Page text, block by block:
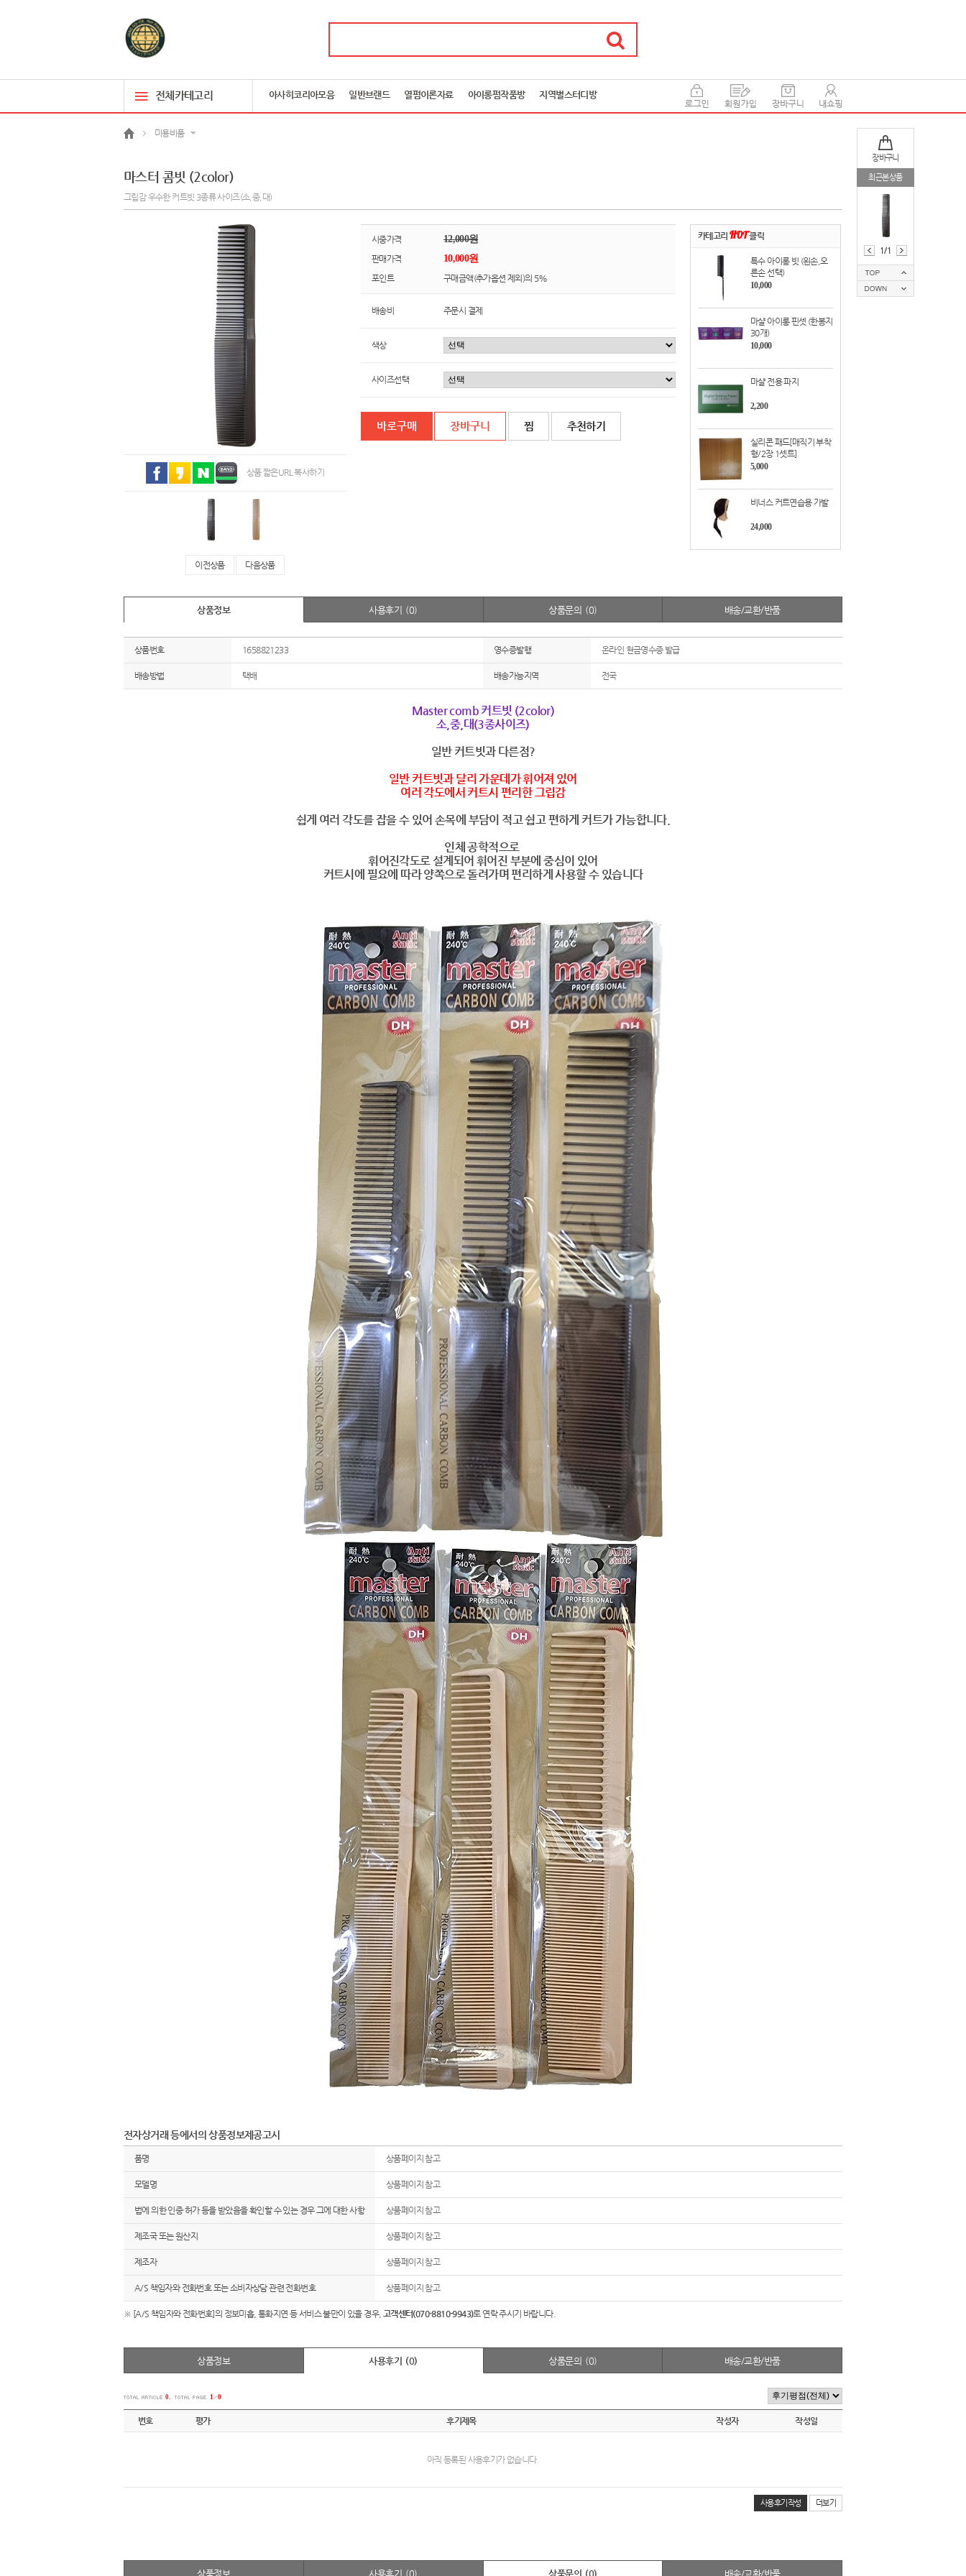
전체카테고리 아사히코리아모음 일반브랜드 열펌이론자료 아이롱펌작품방 지역별스터디방
장바구니
최근본상품
1/1
미용비품
마스터 콤빗 (2color)
그립감 우수한 커트빗 3종류 사이즈(소,중,대)
상품 짧은URL 복사하기
이전상품 다음상품
시중가격 12,000원
판매가격 10,000원
포인트 구매금액(추가옵션 제외)의 5%
배송비 주문시 결제
색상
사이즈선택
찜 추천하기
카테고리 HOT클릭
특수 아이롱 빗 (왼손,오
른손 선택)
10,000
마샬 아이롱 핀셋 (한봉지
30개)
10,000
마샬 전용 파지
2,200
실리콘 패드[매직기 부착
형/2장 1셋트]
5,000
비너스 커트연습용 가발
24,000
상품정보 사용후기 (0) 상품문의 (0) 배송/교환/반품
상품번호 1658821233 영수증발행 온라인 현금영수증 발급
배송방법 택배 배송가능지역 전국
Master comb 커트빗 (2color)
소,중,대(3종사이즈)
일반 커트빗과 다른점?
일반 커트빗과 달리 가운데가 휘어져 있어
여러 각도에서 커트시 편리한 그립감
쉽게 여러 각도를 잡을 수 있어 손목에 부담이 적고 쉽고 편하게 커트가 가능합니다.
인체 공학적으로
휘어진각도로 설계되어 휘어진 부분에 중심이 있어
커트시에 필요에 따라 양쪽으로 돌려가며 편리하게 사용할 수 있습니다
전자상거래 등에서의 상품정보제공고시
품명 상품페이지 참고
모델명 상품페이지 참고
법에 의한 인증·허가 등을 받았음을 확인할 수 있는 경우 그에 대한 사항 상품페이지 참고
제조국 또는 원산지 상품페이지 참고
제조자 상품페이지 참고
A/S 책임자와 전화번호 또는 소비자상담 관련 전화번호 상품페이지 참고
※ [A/S 책임자와 전화번호]의 정보미흡, 통화지연 등 서비스 불만이 있을 경우, 고객센터(070-8810-9943)로 연락 주시기 바랍니다.
상품정보 사용후기 (0) 상품문의 (0) 배송/교환/반품
0. 1 0
번호 평가 후기제목 작성자 작성일
아직 등록된 사용후기가 없습니다.
사용후기작성 더보기
상품정보 사용후기 (0) 상품문의 (0) 배송/교환/반품